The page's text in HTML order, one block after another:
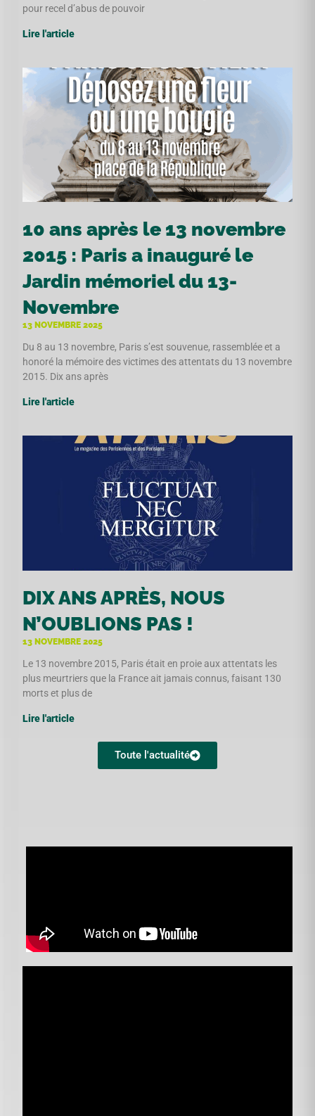
pour recel d’abus de pouvoir
Lire l'article
10 ans après le 13 novembre
2015 : Paris a inauguré le
Jardin mémoriel du 13-
Novembre
13 NOVEMBRE 2025
Du 8 au 13 novembre, Paris s’est souvenue, rassemblée et a
honoré la mémoire des victimes des attentats du 13 novembre
2015. Dix ans après
Lire l'article
DIX ANS APRÈS, NOUS
N’OUBLIONS PAS !
13 NOVEMBRE 2025
Le 13 novembre 2015, Paris était en proie aux attentats les
plus meurtriers que la France ait jamais connus, faisant 130
morts et plus de
Lire l'article
Toute l'actualité